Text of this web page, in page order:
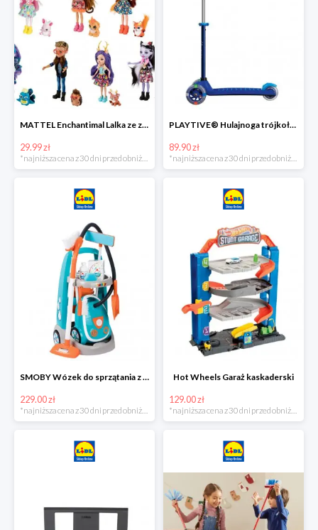
MATTEL Enchantimal Lalka ze zwierzątkiem
29.99 zł
*najniższa cena z 30 dni przed obniżką
PLAYTIVE® Hulajnoga trójkołowa Tri Scooter z diodami LED
89.90 zł
*najniższa cena z 30 dni przed obniżką
SMOBY Wózek do sprzątania z odkurzaczem
229.00 zł
Hot Wheels Garaż kaskaderski
129.00 zł